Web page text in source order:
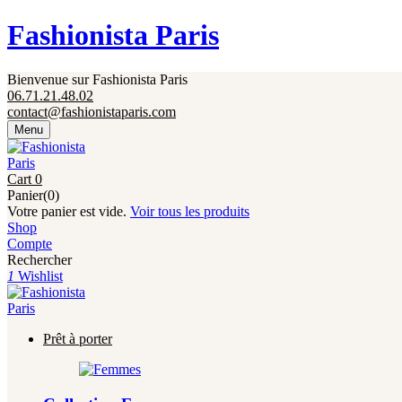
Fashionista Paris
Bienvenue sur Fashionista Paris
06.71.21.48.02
contact@fashionistaparis.com
Menu
Cart 0
Panier(0)
Votre panier est vide. Voir tous les produits
Shop
Compte
Rechercher
1 Wishlist
Prêt à porter
Fermeture annuelle du 17 juillet 16h au 12 août.